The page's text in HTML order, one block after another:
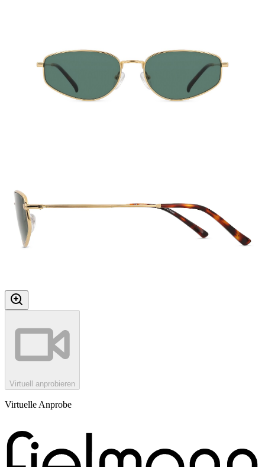
Virtuell anprobieren
Virtuelle Anprobe